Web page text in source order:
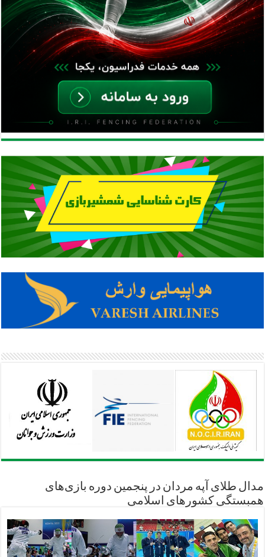
مدال طلای آپه مردان در پنجمین دوره بازی‌های
همبستگی کشورهای اسلامی